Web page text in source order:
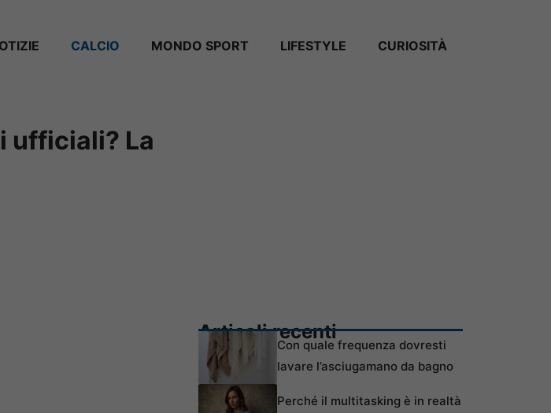
CALCIO MONDO SPORT LIFESTYLE CURIOSITÀ
ufficiali? La
Articoli recenti
Con quale frequenza dovresti
lavare l’asciugamano da bagno
Perché il multitasking è in realtà